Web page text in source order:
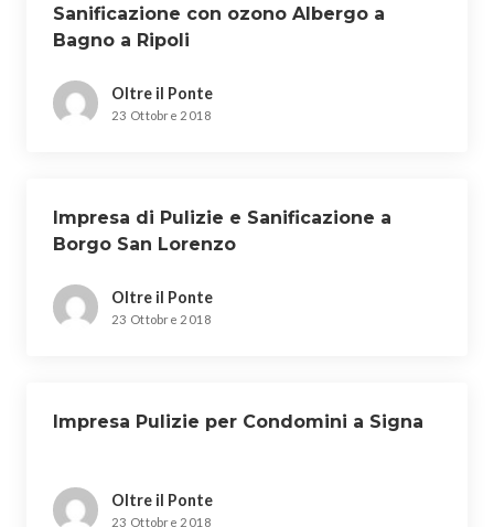
Sanificazione con ozono Albergo a
Bagno a Ripoli
Oltre il Ponte
23 Ottobre 2018
Impresa di Pulizie e Sanificazione a
Borgo San Lorenzo
Oltre il Ponte
23 Ottobre 2018
Impresa Pulizie per Condomini a Signa
Oltre il Ponte
23 Ottobre 2018